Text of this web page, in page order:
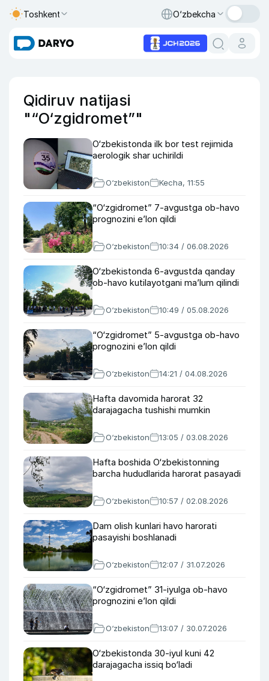
Toshkent O‘zbekcha
Qidiruv natijasi
"“O‘zgidromet”"
O‘zbekistonda ilk bor test rejimida
aerologik shar uchirildi
O‘zbekiston Kecha, 11:55
“O‘zgidromet” 7-avgustga ob-havo
prognozini e’lon qildi
O‘zbekiston 10:34 / 06.08.2026
O‘zbekistonda 6-avgustda qanday
ob-havo kutilayotgani ma’lum qilindi
O‘zbekiston 10:49 / 05.08.2026
“O‘zgidromet” 5-avgustga ob-havo
prognozini e’lon qildi
O‘zbekiston 14:21 / 04.08.2026
Hafta davomida harorat 32
darajagacha tushishi mumkin
O‘zbekiston 13:05 / 03.08.2026
Hafta boshida O‘zbekistonning
barcha hududlarida harorat pasayadi
O‘zbekiston 10:57 / 02.08.2026
Dam olish kunlari havo harorati
pasayishi boshlanadi
O‘zbekiston 12:07 / 31.07.2026
“O‘zgidromet” 31-iyulga ob-havo
prognozini e’lon qildi
O‘zbekiston 13:07 / 30.07.2026
O‘zbekistonda 30-iyul kuni 42
darajagacha issiq bo‘ladi